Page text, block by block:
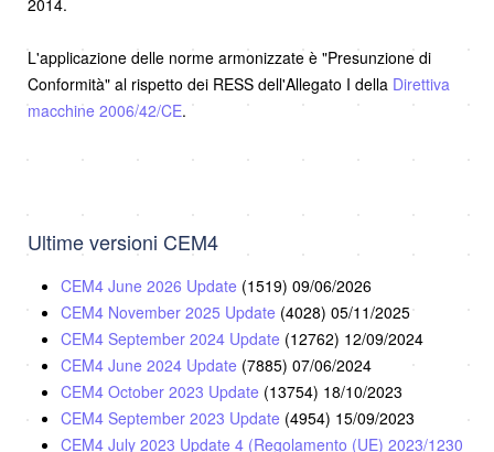
L'applicazione delle norme armonizzate è "Presunzione di
Conformità" al rispetto dei RESS dell'Allegato I della Direttiva
macchine 2006/42/CE.
Ultime versioni CEM4
CEM4 June 2026 Update (1519) 09/06/2026
CEM4 November 2025 Update (4028) 05/11/2025
CEM4 September 2024 Update (12762) 12/09/2024
CEM4 June 2024 Update (7885) 07/06/2024
CEM4 October 2023 Update (13754) 18/10/2023
CEM4 September 2023 Update (4954) 15/09/2023
CEM4 July 2023 Update 4 (Regolamento (UE) 2023/1230